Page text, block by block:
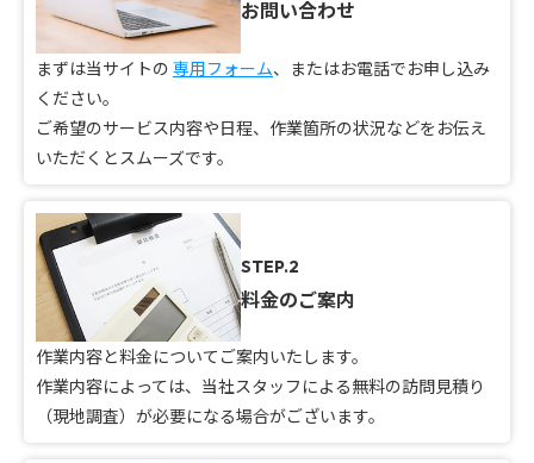
お問い合わせ
まずは当サイトの 専用フォーム、またはお電話でお申し込み
ください。
ご希望のサービス内容や日程、作業箇所の状況などをお伝え
いただくとスムーズです。
STEP.2
料金のご案内
作業内容と料金についてご案内いたします。
作業内容によっては、当社スタッフによる無料の訪問見積り
（現地調査）が必要になる場合がございます。